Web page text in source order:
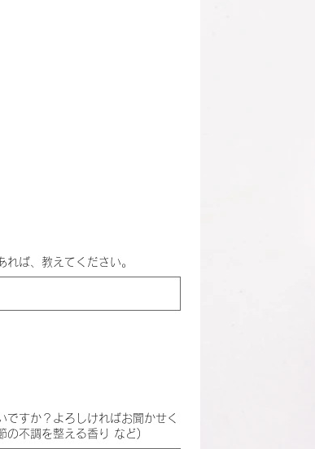
ば、教えてください。
すか？よろしければお聞かせく
の不調を整える香り など)